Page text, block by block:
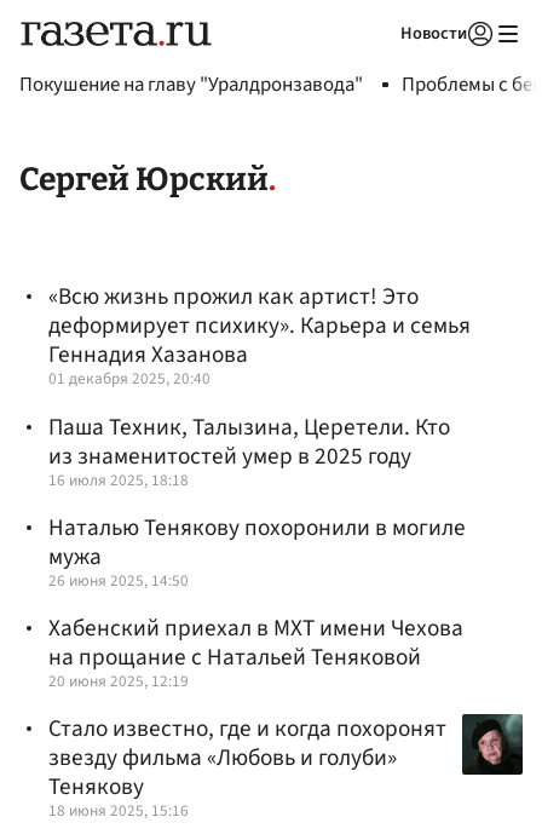
Новости
Покушение на главу "Уралдронзавода" Проблемы с
Сергей Юрский
«Всю жизнь прожил как артист! Это
деформирует психику». Карьера и семья
Геннадия Хазанова
01 декабря 2025, 20:40
Паша Техник, Талызина, Церетели. Кто
из знаменитостей умер в 2025 году
16 июля 2025, 18:18
Наталью Тенякову похоронили в могиле
мужа
26 июня 2025, 14:50
Хабенский приехал в МХТ имени Чехова
на прощание с Натальей Теняковой
20 июня 2025, 12:19
Стало известно, где и когда похоронят
звезду фильма «Любовь и голуби»
Тенякову
18 июня 2025, 15:16